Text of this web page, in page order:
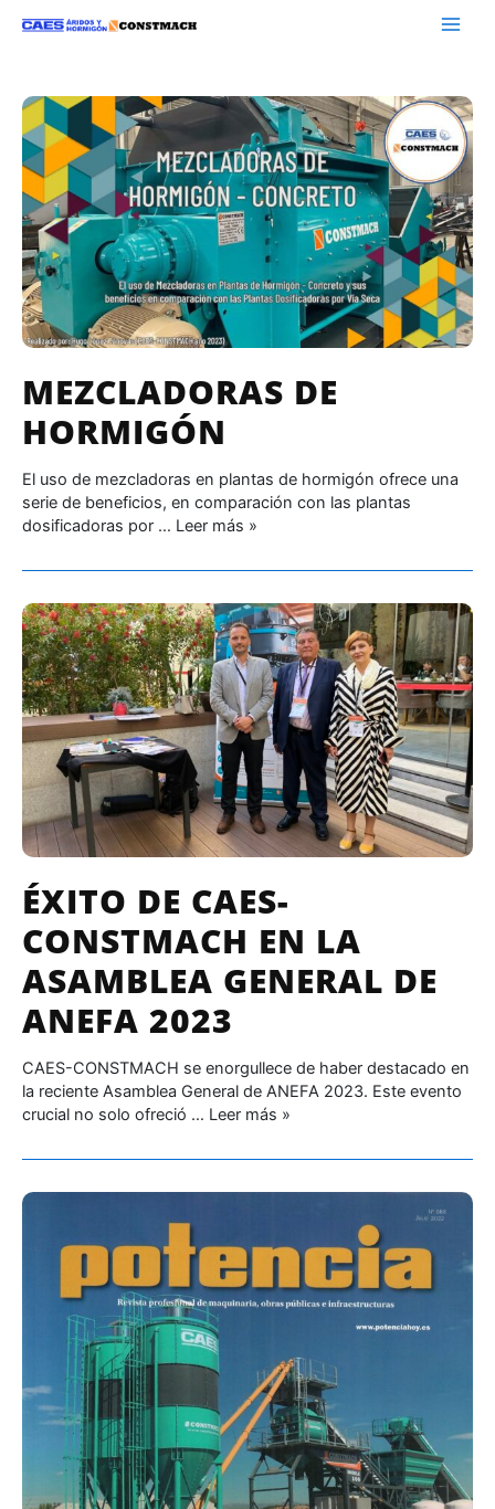
MEZCLADORAS DE
HORMIGÓN
El uso de mezcladoras en plantas de hormigón ofrece una
serie de beneficios, en comparación con las plantas
dosificadoras por … Leer más »
ÉXITO DE CAES-
CONSTMACH EN LA
ASAMBLEA GENERAL DE
ANEFA 2023
CAES-CONSTMACH se enorgullece de haber destacado en
la reciente Asamblea General de ANEFA 2023. Este evento
crucial no solo ofreció … Leer más »